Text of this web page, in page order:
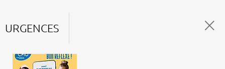
URGENCES